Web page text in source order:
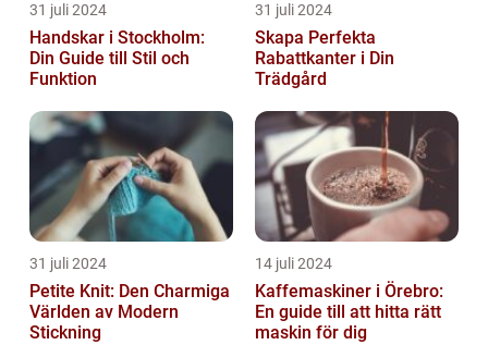
31 juli 2024
Handskar i Stockholm:
Din Guide till Stil och
Funktion
31 juli 2024
Skapa Perfekta
Rabattkanter i Din
Trädgård
31 juli 2024
Petite Knit: Den Charmiga
Världen av Modern
Stickning
14 juli 2024
Kaffemaskiner i Örebro:
En guide till att hitta rätt
maskin för dig